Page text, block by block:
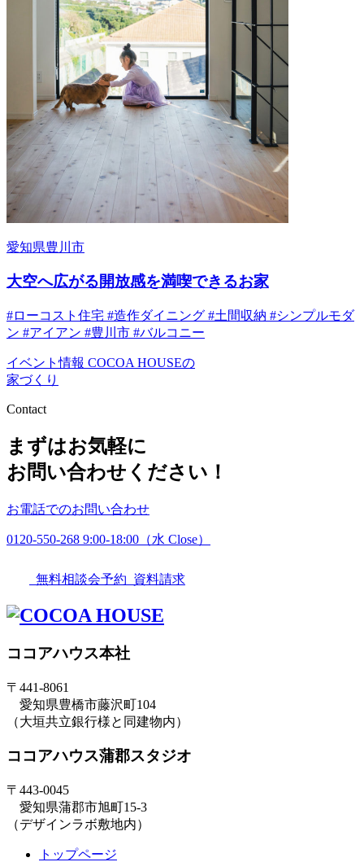
愛知県豊川市
大空へ広がる開放感を満喫できるお家
#ローコスト住宅 #造作ダイニング #土間収納 #シンプルモダ
ン #アイアン #豊川市 #バルコニー
イベント情報 COCOA HOUSEの
家づくり
Contact
まずはお気軽に
お問い合わせください！
お電話でのお問い合わせ
0120-550-268 9:00-18:00（水 Close）
無料相談会予約 資料請求
ココアハウス本社
〒441-8061
愛知県豊橋市藤沢町104
（大垣共立銀行様と同建物内）
ココアハウス蒲郡スタジオ
〒443-0045
愛知県蒲郡市旭町15-3
（デザインラボ敷地内）
トップページ